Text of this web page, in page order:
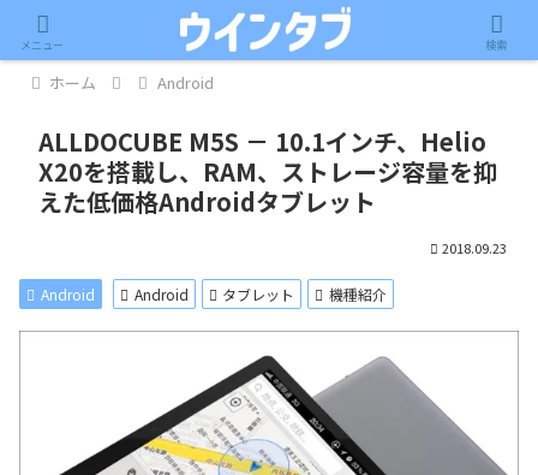
記事内に広告が含まれています。
ホーム Android
ALLDOCUBE M5S － 10.1インチ、Helio
X20を搭載し、RAM、ストレージ容量を抑
えた低価格Androidタブレット
2018.09.23
Android Android タブレット 機種紹介
メニュー 検索